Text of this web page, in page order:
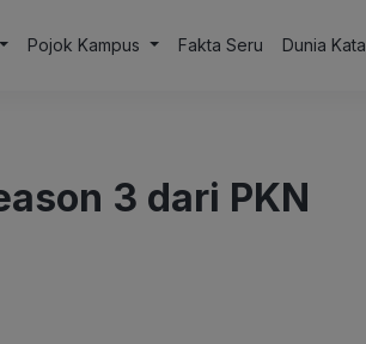
Pojok Kampus Fakta Seru Dunia Kata
3 dari PKN